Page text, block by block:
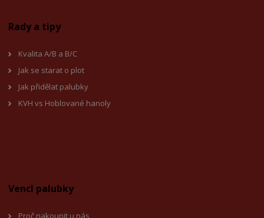
Rady a tipy
Kvalita A/B a B/C
Jak se starat o plot
Jak přidělat palubky
KVH vs Hoblované hanoly
Vencl palubky
Proč nakoupit u nás